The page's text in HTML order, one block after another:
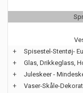
+
Spisestel-Stentøj-
+
Glas, Drikkeglass,
+
Juleskeer -
+
Vaser-Skåle-